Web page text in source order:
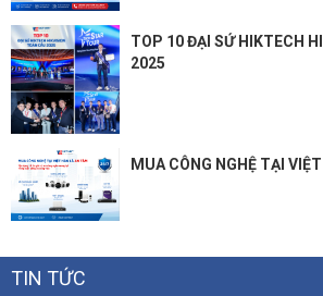
TOP 10 ĐẠI SỨ HIKTECH
2025
MUA CÔNG NGHỆ TẠI
TIN TỨC